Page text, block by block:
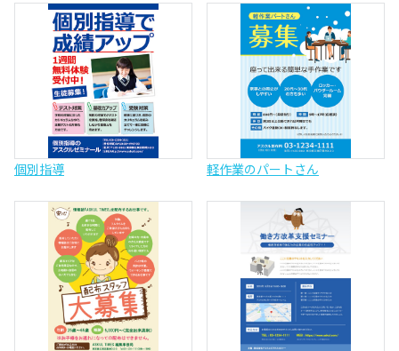
個別指導 軽作業のパートさん